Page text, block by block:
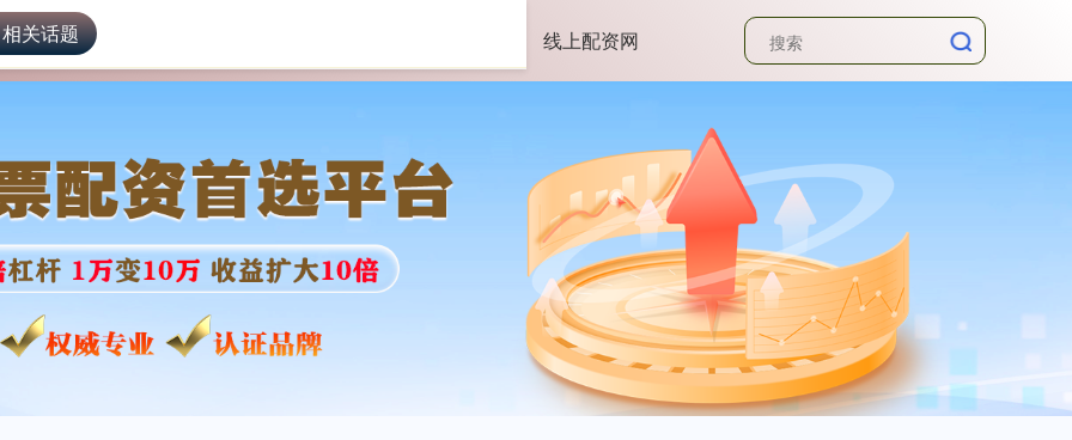
合网配资 线上配资网
关话题